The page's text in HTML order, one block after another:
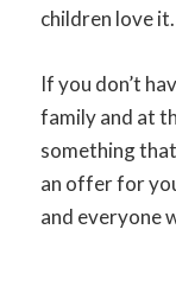
children love it.
If you don’t
family and at
something
an offer for
and everyone